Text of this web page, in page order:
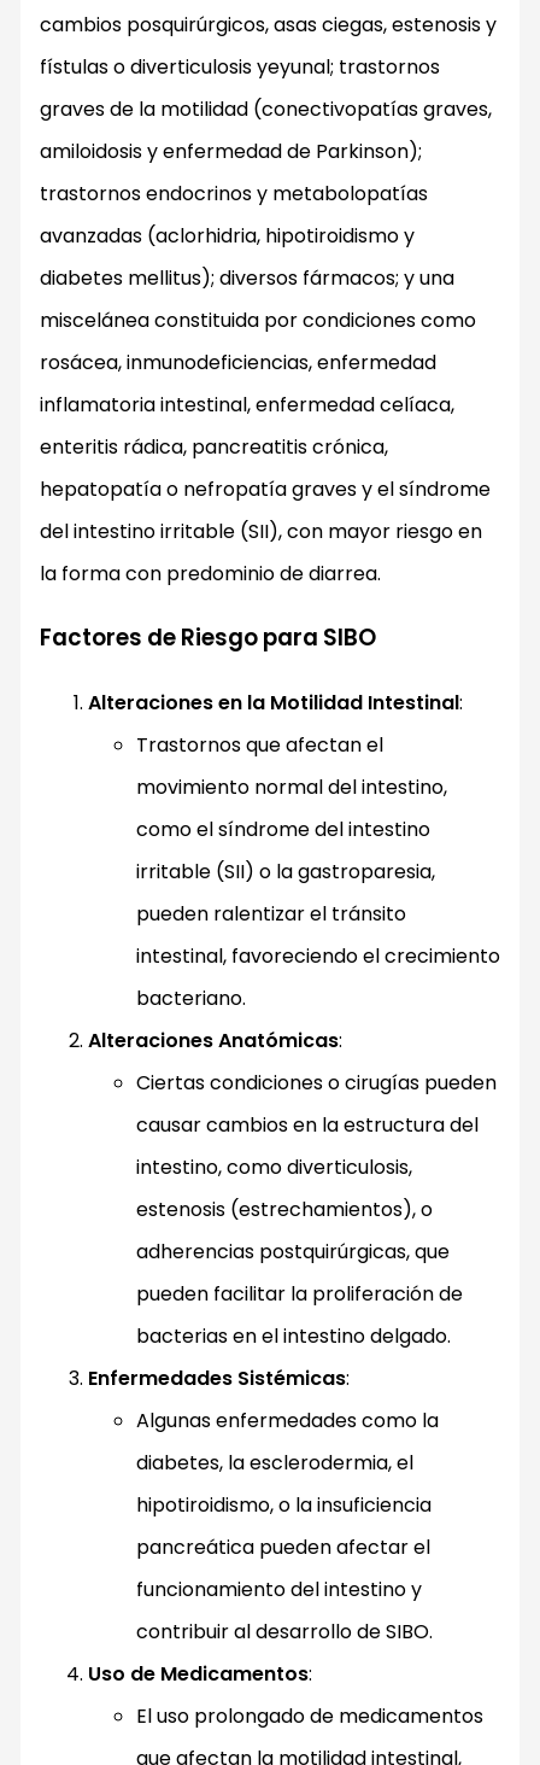
cambios posquirúrgicos, asas ciegas, estenosis y
fístulas o diverticulosis yeyunal; trastornos
graves de la motilidad (conectivopatías graves,
amiloidosis y enfermedad de Parkinson);
trastornos endocrinos y metabolopatías
avanzadas (aclorhidria, hipotiroidismo y
diabetes mellitus); diversos fármacos; y una
miscelánea constituida por condiciones como
rosácea, inmunodeficiencias, enfermedad
inflamatoria intestinal, enfermedad celíaca,
enteritis rádica, pancreatitis crónica,
hepatopatía o nefropatía graves y el síndrome
del intestino irritable (SII), con mayor riesgo en
la forma con predominio de diarrea.
Factores de Riesgo para SIBO
Alteraciones en la Motilidad Intestinal:
Trastornos que afectan el
movimiento normal del intestino,
como el síndrome del intestino
irritable (SII) o la gastroparesia,
pueden ralentizar el tránsito
intestinal, favoreciendo el crecimiento
bacteriano.
Alteraciones Anatómicas:
Ciertas condiciones o cirugías pueden
causar cambios en la estructura del
intestino, como diverticulosis,
estenosis (estrechamientos), o
adherencias postquirúrgicas, que
pueden facilitar la proliferación de
bacterias en el intestino delgado.
Enfermedades Sistémicas:
Algunas enfermedades como la
diabetes, la esclerodermia, el
hipotiroidismo, o la insuficiencia
pancreática pueden afectar el
funcionamiento del intestino y
contribuir al desarrollo de SIBO.
Uso de Medicamentos:
El uso prolongado de medicamentos
que afectan la motilidad intestinal,